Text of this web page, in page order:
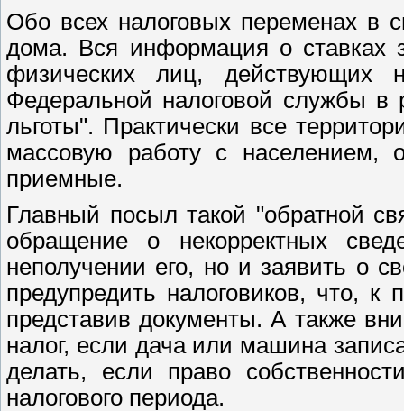
Обо всех налоговых переменах в
дома. Вся информация о ставках
физических лиц, действующих
Федеральной налоговой службы в
льготы". Практически все
массовую работу с населением,
приемные.
Главный посыл такой "обратной
обращение о некорректных
неполучении его, но и заявить о
предупредить налоговиков, что,
представив документы. А также
налог, если дача или машина
делать, если право
налогового периода.